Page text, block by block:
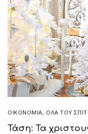
ΟΙΚΟΝΟΜΙΑ, ΌΛΑ ΤΟΥ
Τάση: Τα